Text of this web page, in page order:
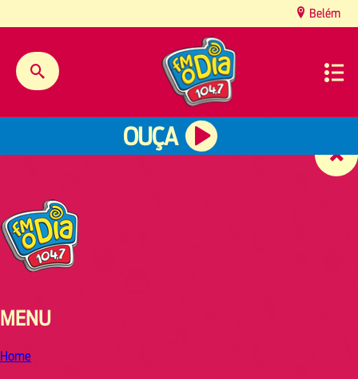
Belém
OUÇA
MENU
Home